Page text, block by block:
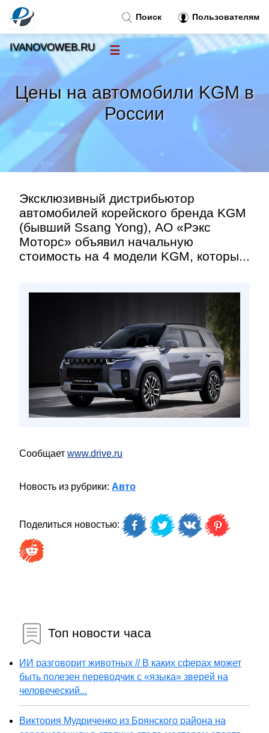
Цены на автомобили KGM в
России
Эксклюзивный дистрибьютор
автомобилей корейского бренда KGM
(бывший Ssang Yong), АО «Рэкс
Моторс» объявил начальную
стоимость на 4 модели KGM, которы...
Сообщает www.drive.ru
Новость из рубрики: Авто
Поделиться новостью:
Топ новости часа
ИИ разговорит животных // В каких сферах может
быть полезен переводчик с «языка» зверей на
человеческий...
Виктория Мудриченко из Брянского района на
Поиск Пользователям
IVANOVOWEB.RU ☰
Новости
Тренды новостей»
Рубрики»
Правила»
Контакт»